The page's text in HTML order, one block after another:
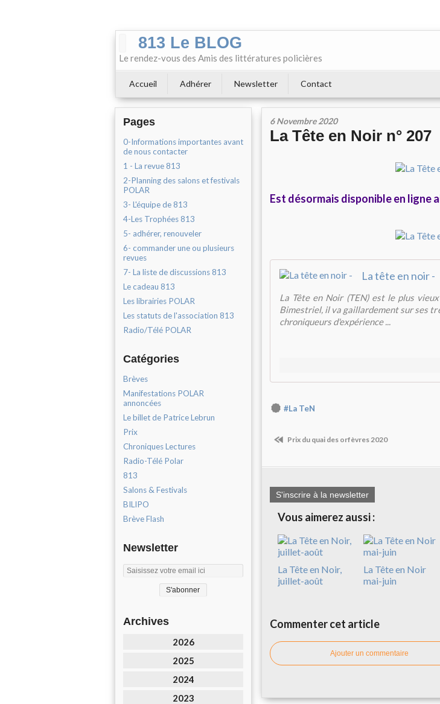
813 Le BLOG
Le rendez-vous des Amis des littératures policières
Accueil Adhérer Newsletter Contact
Pages
0-Informations importantes avant
de nous contacter
1 - La revue 813
2-Planning des salons et festivals
POLAR
3- L'équipe de 813
4-Les Trophées 813
5- adhérer, renouveler
6- commander une ou plusieurs
revues
7- La liste de discussions 813
Le cadeau 813
Les librairies POLAR
Les statuts de l'association 813
Radio/Télé POLAR
Catégories
Brèves
Manifestations POLAR
annoncées
Le billet de Patrice Lebrun
Prix
Chroniques Lectures
Radio-Télé Polar
813
Salons & Festivals
BILIPO
Brève Flash
Newsletter
Archives
2026
2025
2024
2023
6 Novembre 2020
La Tête en Noir n° 207
Est désormais disponible en ligne
La tête en noir -
La Tête en Noir (TEN) est le plus
Bimestriel, il va gaillardement sur ses
chroniqueurs d'expérience ...
#La TeN
Prix du quai des orfèvres 2020
S'inscrire à la newsletter
Vous aimerez aussi :
La Tête en Noir,
juillet-août
La Tête en Noir
mai-juin
Commenter cet article
Ajouter un commentaire